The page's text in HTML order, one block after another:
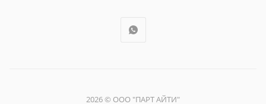
2026 © ООО "ПАРТ АЙТИ"